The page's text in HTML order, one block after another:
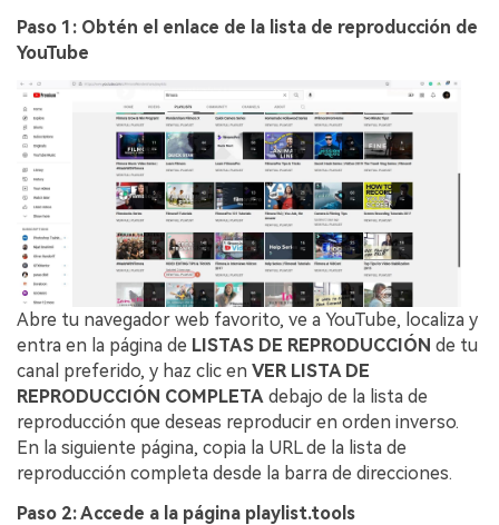
Paso 1: Obtén el enlace de la lista de reproducción de
YouTube
Abre tu navegador web favorito, ve a YouTube, localiza y
entra en la página de LISTAS DE REPRODUCCIÓN de tu
canal preferido, y haz clic en VER LISTA DE
REPRODUCCIÓN COMPLETA debajo de la lista de
reproducción que deseas reproducir en orden inverso.
En la siguiente página, copia la URL de la lista de
reproducción completa desde la barra de direcciones.
Paso 2: Accede a la página playlist.tools